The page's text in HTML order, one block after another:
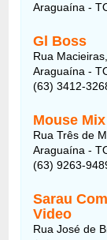
Araguaína -
Gl Boss
Rua
Araguaína -
(63) 3412-
Mouse
Rua Três de
Araguaína -
(63) 9263-
Sarau
Video
Rua José de